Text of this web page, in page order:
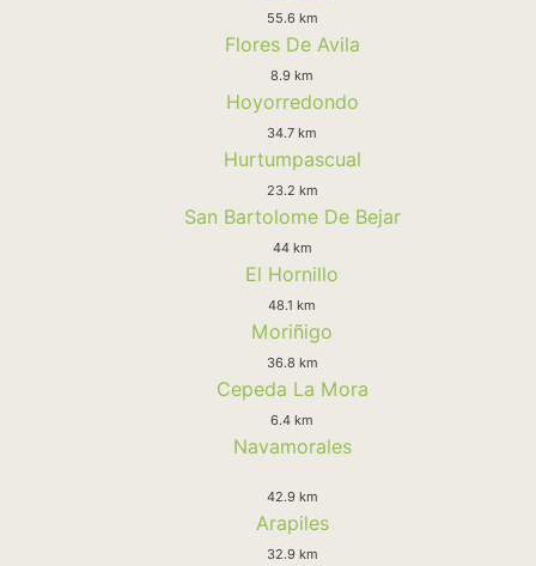
55.6 km
Flores De Avila
8.9 km
Hoyorredondo
34.7 km
Hurtumpascual
23.2 km
San Bartolome De Bejar
44 km
El Hornillo
48.1 km
Moriñigo
36.8 km
Cepeda La Mora
6.4 km
Navamorales
42.9 km
Arapiles
32.9 km